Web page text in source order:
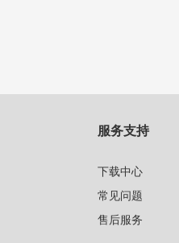
服务支持
下载中心
常见问题
售后服务